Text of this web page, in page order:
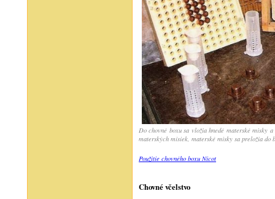
Do chovné boxu sa vložia hnedé materské misky
materských misiek, materské misky sa preložia
Použitie chovného boxu Nicot
Chovné včelstvo